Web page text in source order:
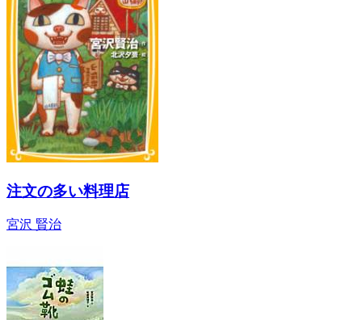
注文の多い料理店
宮沢 賢治